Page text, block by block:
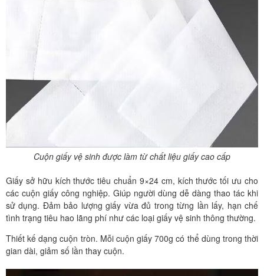
Cuộn giấy vệ sinh được làm từ chất liệu giấy cao cấp
Giấy sở hữu kích thước tiêu chuẩn 9×24 cm, kích thước tối ưu cho
các cuộn giấy công nghiệp. Giúp người dùng dễ dàng thao tác khi
sử dụng. Đảm bảo lượng giấy vừa đủ trong từng lần lấy, hạn chế
tình trạng tiêu hao lãng phí như các loại giấy vệ sinh thông thường.
Thiết kế dạng cuộn tròn. Mỗi cuộn giấy 700g có thể dùng trong thời
gian dài, giảm số lần thay cuộn.